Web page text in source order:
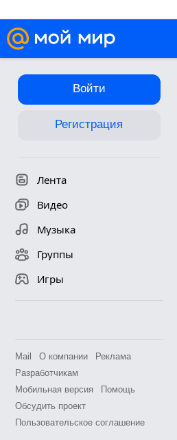
Войти
Регистрация
Лента
Видео
Музыка
Группы
Игры
Mail О компании
Реклама
Разработчикам
Мобильная версия
Помощь
Обсудить проект
Пользовательское соглашение